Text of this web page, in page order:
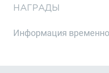
НАГРАДЫ
Информация временно